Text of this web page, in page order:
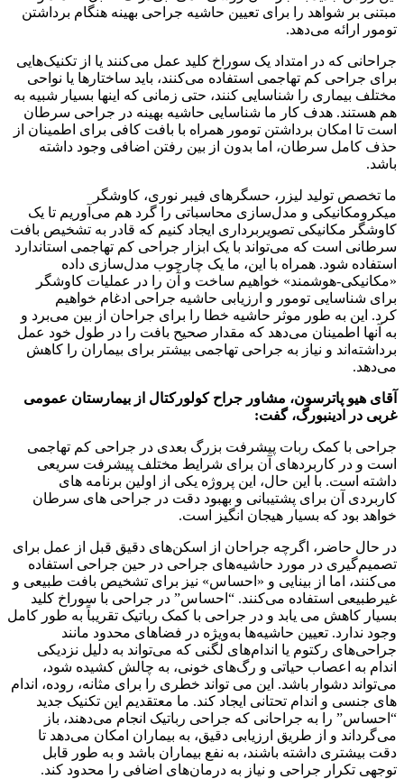
مبتنی بر شواهد را برای تعیین حاشیه جراحی بهینه هنگام برداشتن
تومور ارائه می‌دهد.
جراحانی که در امتداد یک سوراخ کلید عمل می‌کنند یا از تکنیک‌هایی
برای جراحی کم تهاجمی استفاده می‌کنند، باید ساختارها یا نواحی
مختلف بیماری را شناسایی کنند، حتی زمانی که اینها بسیار شبیه به
هم هستند. هدف کار ما شناسایی حاشیه بهینه در جراحی سرطان
است تا امکان برداشتن تومور همراه با بافت کافی برای اطمینان از
حذف کامل سرطان، اما بدون از بین رفتن اضافی وجود داشته
باشد.
ما تخصص تولید لیزر، حسگرهای فیبر نوری، کاوشگر
میکرومکانیکی و مدل‌سازی محاسباتی را گرد هم می‌آوریم تا یک
کاوشگر مکانیکی تصویربرداری ایجاد کنیم که قادر به تشخیص بافت
سرطانی است که می‌تواند با یک ابزار جراحی کم تهاجمی استاندارد
استفاده شود. همراه با این، ما یک چارچوب مدل‌سازی داده
«مکانیکی-هوشمند» خواهیم ساخت و آن را در عملیات کاوشگر
برای شناسایی تومور و ارزیابی حاشیه جراحی ادغام خواهیم
کرد. این به طور موثر حاشیه خطا را برای جراحان از بین می‌برد و
به آنها اطمینان می‌دهد که مقدار صحیح بافت را در طول خود عمل
برداشته‌اند و نیاز به جراحی تهاجمی بیشتر برای بیماران را کاهش
می‌دهد.
آقای هیو پاترسون، مشاور جراح کولورکتال از بیمارستان عمومی
غربی در ادینبورگ، گفت:
جراحی با کمک ربات پیشرفت بزرگ بعدی در جراحی کم تهاجمی
است و در کاربردهای آن برای شرایط مختلف پیشرفت سریعی
داشته است. با این حال، این پروژه یکی از اولین برنامه های
کاربردی آن برای پشتیبانی و بهبود دقت در جراحی های سرطان
خواهد بود که بسیار هیجان انگیز است.
در حال حاضر، اگرچه جراحان از اسکن‌های دقیق قبل از عمل برای
تصمیم‌گیری در مورد حاشیه‌های جراحی در حین جراحی استفاده
می‌کنند، اما از بینایی و «احساس» نیز برای تشخیص بافت طبیعی و
غیرطبیعی استفاده می‌کنند. “احساس” در جراحی با سوراخ کلید
بسیار کاهش می یابد و در جراحی با کمک رباتیک تقریباً به طور کامل
وجود ندارد. تعیین حاشیه‌ها به‌ویژه در فضاهای محدود مانند
جراحی‌های رکتوم یا اندام‌های لگنی که می‌تواند به دلیل نزدیکی
اندام به اعصاب حیاتی و رگ‌های خونی، به چالش کشیده شود،
می‌تواند دشوار باشد. این می تواند خطری را برای مثانه، روده، اندام
های جنسی و اندام تحتانی ایجاد کند. ما معتقدیم این تکنیک جدید
“احساس” را به جراحانی که جراحی رباتیک انجام می‌دهند، باز
می‌گرداند و از طریق ارزیابی دقیق، به بیماران امکان می‌دهد تا
دقت بیشتری داشته باشند، به نفع بیماران باشد و به طور قابل
توجهی تکرار جراحی و نیاز به درمان‌های اضافی را محدود کند.